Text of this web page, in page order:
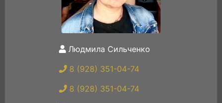
Людмила Сильченко
8 (928) 351-04-74
8 (928) 351-04-74